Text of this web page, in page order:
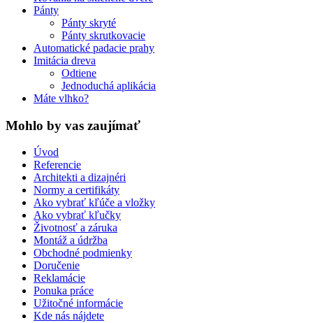
Pánty
Pánty skryté
Pánty skrutkovacie
Automatické padacie prahy
Imitácia dreva
Odtiene
Jednoduchá aplikácia
Máte vlhko?
Mohlo by vas zaujímať
Úvod
Referencie
Architekti a dizajnéri
Normy a certifikáty
Ako vybrať kľúče a vložky
Ako vybrať kľučky
Životnosť a záruka
Montáž a údržba
Obchodné podmienky
Doručenie
Reklamácie
Ponuka práce
Užitočné informácie
Kde nás nájdete